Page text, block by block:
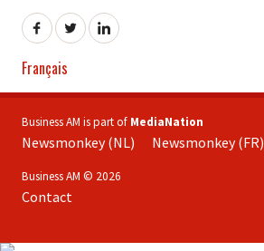
Français
Business AM is part of MediaNation
Newsmonkey (NL) Newsmonkey (FR)
Business AM © 2026
Contact